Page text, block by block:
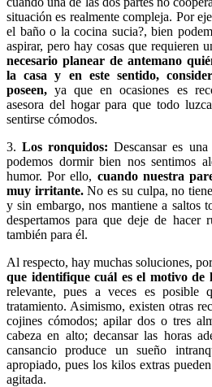
situación es realmente compleja. Por
el baño o la cocina sucia?, bien
aspirar, pero hay cosas que requieren
necesario planear de antemano
la casa y en este sentido,
poseen,ya que en ocasiones es
asesora del hogar para que todo
sentirse cómodos.
3.Los ronquidos: Descansar es
podemos dormir bien nos sentimos
humor. Por ello, cuando nuestra
muy irritante.No es su culpa, no
y sin embargo, nos mantiene a saltos
despertamos para que deje de hacer
también para él.
Al respecto, hay muchas soluciones,
que identifique cuál es el motivo de
relevante, pues a veces es posible
tratamiento. Asimismo, existen otras
cojines cómodos; apilar dos o tres
cabeza en alto; decansar las horas
cansancio produce un sueño
apropiado, pues los kilos extras
agitada.